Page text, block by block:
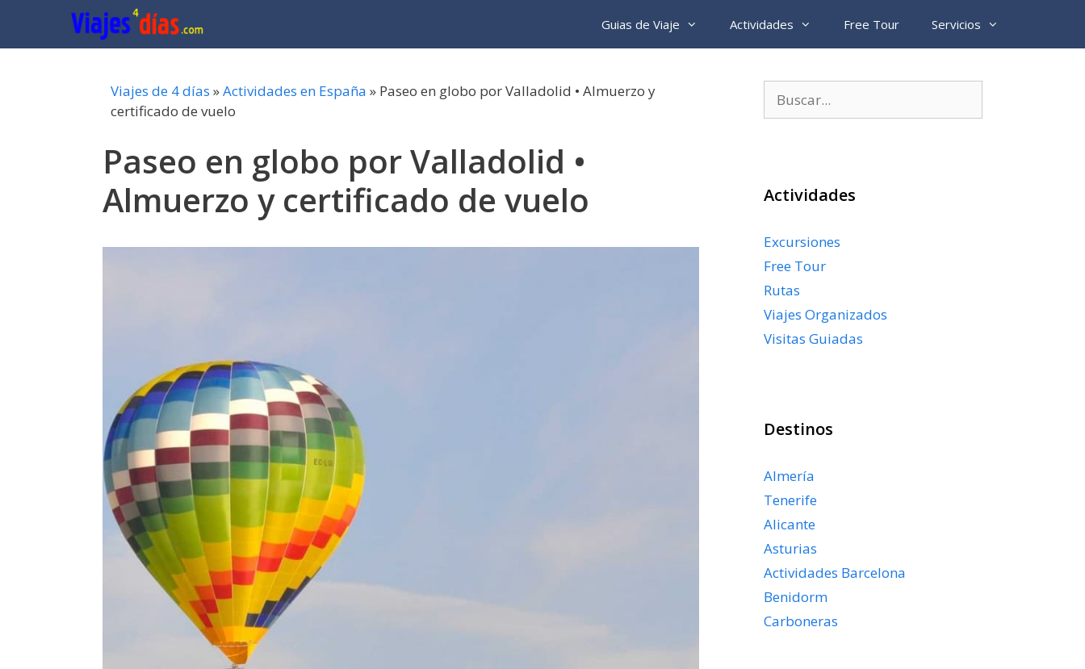
contenido
Guias de Viaje Actividades Free Tour Servicios
Viajes de 4 días »Actividades en España » Paseo en globo por Valladolid • Almuerzo y
certificado de vuelo
Paseo en globo por Valladolid •
Almuerzo y certificado de vuelo
Actividades
Excursiones
Free Tour
Rutas
Viajes Organizados
Visitas Guiadas
Destinos
Almería
Tenerife
Alicante
Asturias
Actividades Barcelona
Benidorm
Carboneras